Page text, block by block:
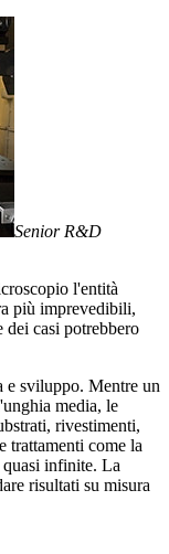
Senior R&D
l'entità
più imprevedibili,
dei casi potrebbero
e sviluppo. Mentre un
media, le
rivestimenti,
trattamenti come la
infinite. La
risultati su misura